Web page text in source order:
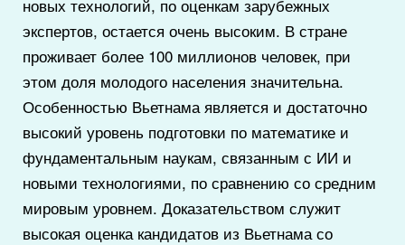
новых технологий, по оценкам зарубежных
экспертов, остается очень высоким. В стране
проживает более 100 миллионов человек, при
этом доля молодого населения значительна.
Особенностью Вьетнама является и достаточно
высокий уровень подготовки по математике и
фундаментальным наукам, связанным с ИИ и
новыми технологиями, по сравнению со средним
мировым уровнем. Доказательством служит
высокая оценка кандидатов из Вьетнама со